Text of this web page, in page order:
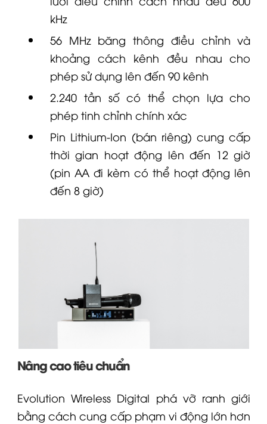
kHz
56 MHz băng thông điều chỉnh và
khoảng cách kênh đều nhau cho
phép sử dụng lên đến 90 kênh
2.240 tần số có thể chọn lựa cho
phép tinh chỉnh chính xác
Pin Lithium-Ion (bán riêng) cung cấp
thời gian hoạt động lên đến 12 giờ
(pin AA đi kèm có thể hoạt động lên
đến 8 giờ)
Nâng cao tiêu chuẩn
Evolution Wireless Digital phá vỡ ranh giới
bằng cách cung cấp phạm vi động lớn hơn